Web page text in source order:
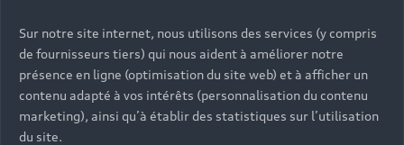
véhicules neufs :
- Jusqu'à 130 points de contrôle spécifiques à chaque
motorisation
- Garantie jusqu’à 24 mois et kilométrage illimité
- Assistance 24/7 en France et en Europe
Découvrez également toutes nos offres d’entretien
Sur notre site internet, nous utilisons des services (y compris
de fournisseurs tiers) qui nous aident à améliorer notre
présence en ligne (optimisation du site web) et à afficher un
contenu adapté à vos intérêts (personnalisation du contenu
marketing), ainsi qu’à établir des statistiques sur l’utilisation
du site.